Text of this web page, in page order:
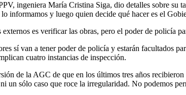
ingeniera María Cristina Siga, dio detalles sobre su
informamos y luego quien decide qué hacer es el
es verificar las obras, pero el poder de policía
sí van a tener poder de policía y estarán facultados
cuatro instancias de inspección.
de la AGC de que en los últimos tres años
un sólo caso que roce la irregularidad. No podemos